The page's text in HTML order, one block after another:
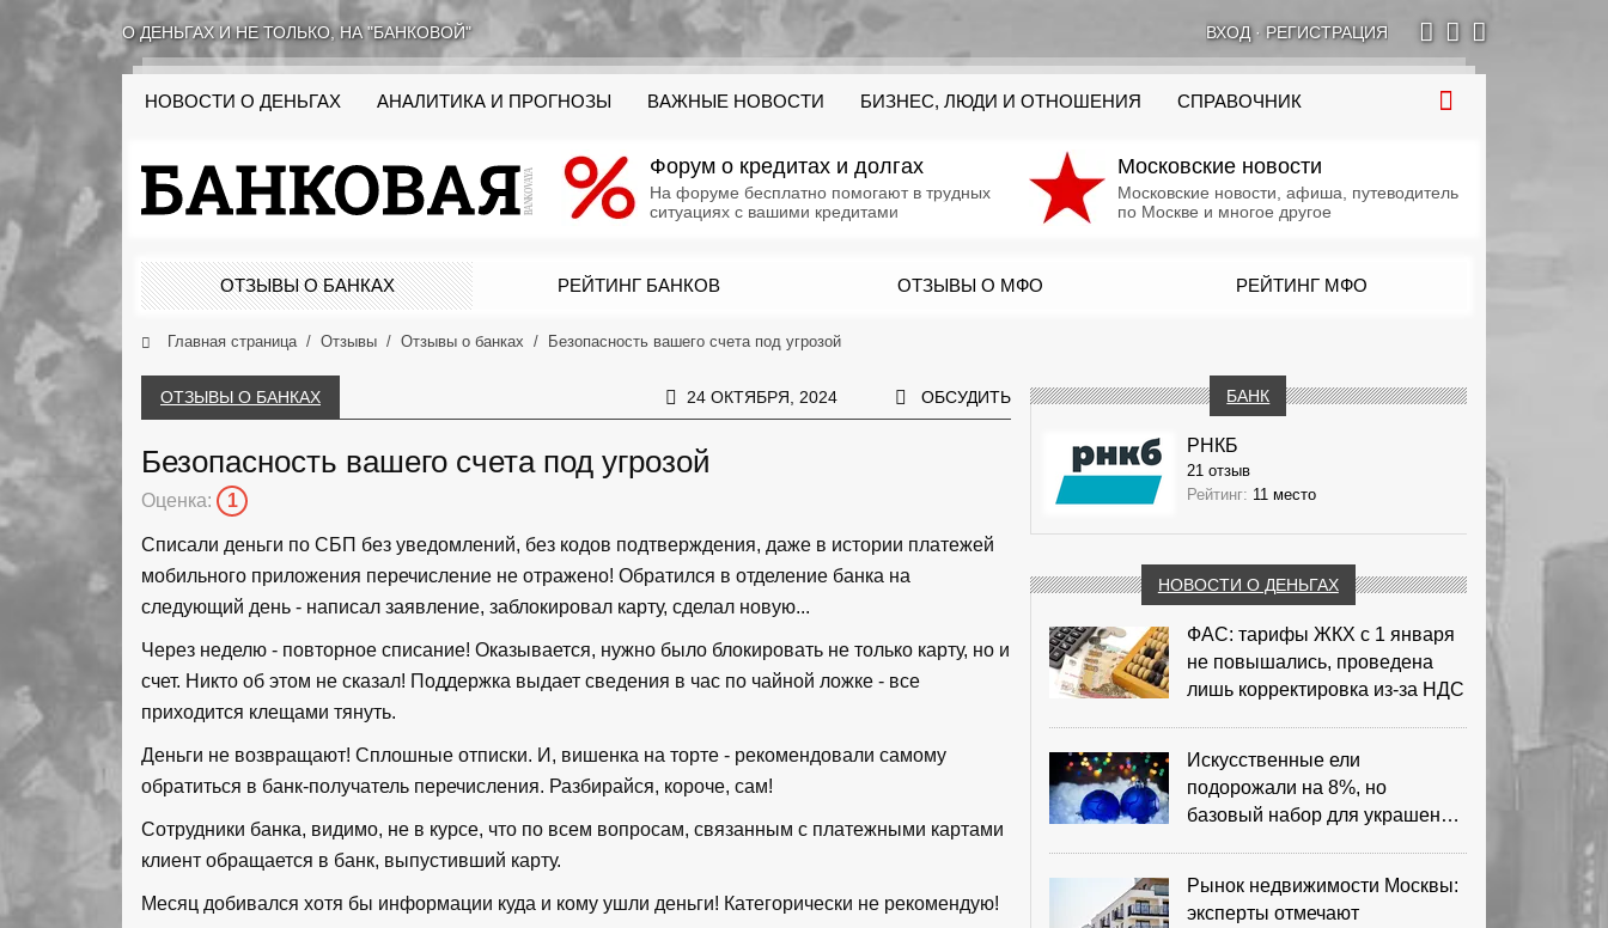
О ДЕНЬГАХ И НЕ ТОЛЬКО, НА "БАНКОВОЙ" ВХОД· РЕГИСТРАЦИЯ
НОВОСТИ О ДЕНЬГАХ АНАЛИТИКА И ПРОГНОЗЫ ВАЖНЫЕ НОВОСТИ БИЗНЕС, ЛЮДИ И ОТНОШЕНИЯ СПРАВОЧНИК
Форум о кредитах и долгах
На форуме бесплатно помогают в трудных
ситуациях с вашими кредитами
Московские новости
Московские новости, афиша, путеводитель
по Москве и многое другое
ОТЗЫВЫ О БАНКАХ РЕЙТИНГ БАНКОВ ОТЗЫВЫ О МФО РЕЙТИНГ МФО
Главная страница Отзывы Отзывы о банках Безопасность вашего счета под угрозой
ОТЗЫВЫ О БАНКАХ 24 ОКТЯБРЯ, 2024 ОБСУДИТЬ
Безопасность вашего счета под угрозой
Оценка: 1
Списали деньги по СБП без уведомлений, без кодов подтверждения, даже в истории платежей
мобильного приложения перечисление не отражено! Обратился в отделение банка на
следующий день - написал заявление, заблокировал карту, сделал новую...
Через неделю - повторное списание! Оказывается, нужно было блокировать не только карту, но и
счет. Никто об этом не сказал! Поддержка выдает сведения в час по чайной ложке - все
приходится клещами тянуть.
Деньги не возвращают! Сплошные отписки. И, вишенка на торте - рекомендовали самому
обратиться в банк-получатель перечисления. Разбирайся, короче, сам!
Сотрудники банка, видимо, не в курсе, что по всем вопросам, связанным с платежными картами
клиент обращается в банк, выпустивший карту.
Месяц добивался хотя бы информации куда и кому ушли деньги! Категорически не рекомендую!
БАНК
РНКБ
21 отзыв
Рейтинг: 11 место
НОВОСТИ О ДЕНЬГАХ
ФАС: тарифы ЖКХ с 1 января
не повышались, проведена
лишь корректировка из‑за НДС
Искусственные ели
подорожали на 8%, но
базовый набор для украшения
Рынок недвижимости Москвы:
эксперты отмечают